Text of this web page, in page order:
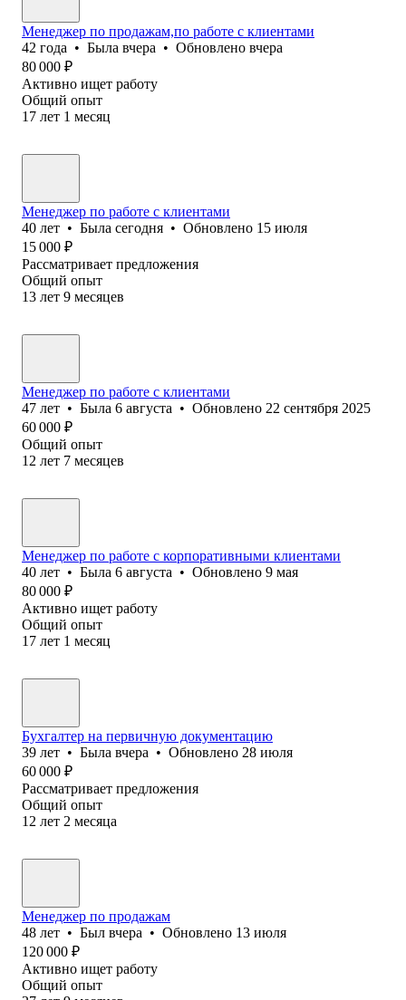
Менеджер по продажам,по работе с клиентами
42 года • Была вчера • Обновлено вчера
80 000 ₽
Активно ищет работу
Общий опыт
17 лет 1 месяц
Менеджер по работе с клиентами
40 лет • Была сегодня • Обновлено 15 июля
15 000 ₽
Рассматривает предложения
Общий опыт
13 лет 9 месяцев
Менеджер по работе с клиентами
47 лет • Была 6 августа • Обновлено 22 сентября 2025
60 000 ₽
Общий опыт
12 лет 7 месяцев
Менеджер по работе с корпоративными клиентами
40 лет • Была 6 августа • Обновлено 9 мая
80 000 ₽
Активно ищет работу
Общий опыт
17 лет 1 месяц
Бухгалтер на первичную документацию
39 лет • Была вчера • Обновлено 28 июля
60 000 ₽
Рассматривает предложения
Общий опыт
12 лет 2 месяца
Менеджер по продажам
48 лет • Был вчера • Обновлено 13 июля
120 000 ₽
Активно ищет работу
Общий опыт